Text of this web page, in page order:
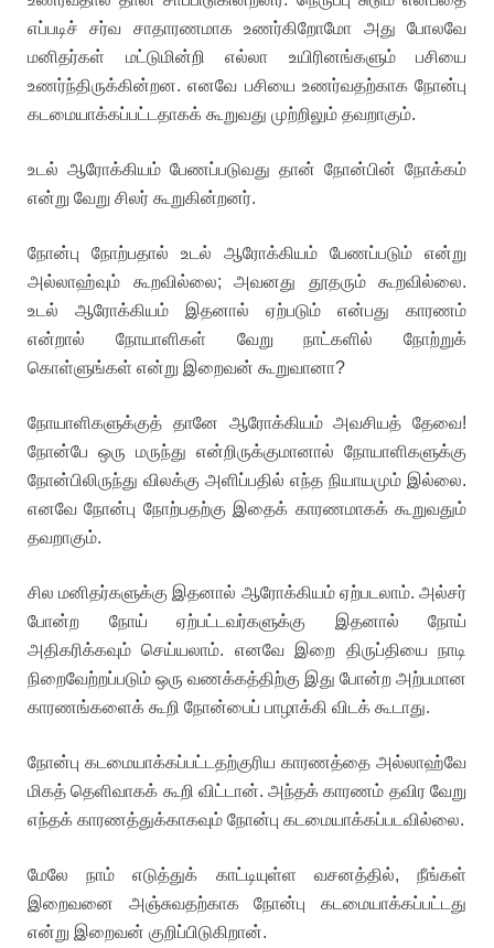
எப்படிச் சர்வ சாதாரணமாக உணர்கிறோமோ அது போலவே
மனிதர்கள் மட்டுமின்றி எல்லா உயிரினங்களும் பசியை
உணர்ந்திருக்கின்றன. எனவே பசியை உணர்வதற்காக நோன்பு
கடமையாக்கப்பட்டதாகக் கூறுவது முற்றிலும் தவறாகும்.
உடல் ஆரோக்கியம் பேணப்படுவது தான் நோன்பின் நோக்கம்
என்று வேறு சிலர் கூறுகின்றனர்.
நோன்பு நோற்பதால் உடல் ஆரோக்கியம் பேணப்படும் என்று
அல்லாஹ்வும் கூறவில்லை; அவனது தூதரும் கூறவில்லை.
உடல் ஆரோக்கியம் இதனால் ஏற்படும் என்பது காரணம்
என்றால் நோயாளிகள் வேறு நாட்களில் நோற்றுக்
கொள்ளுங்கள் என்று இறைவன் கூறுவானா?
நோயாளிகளுக்குத் தானே ஆரோக்கியம் அவசியத் தேவை!
நோன்பே ஒரு மருந்து என்றிருக்குமானால் நோயாளிகளுக்கு
நோன்பிலிருந்து விலக்கு அளிப்பதில் எந்த நியாயமும் இல்லை.
எனவே நோன்பு நோற்பதற்கு இதைக் காரணமாகக் கூறுவதும்
தவறாகும்.
சில மனிதர்களுக்கு இதனால் ஆரோக்கியம் ஏற்படலாம். அல்சர்
போன்ற நோய் ஏற்பட்டவர்களுக்கு இதனால் நோய்
அதிகரிக்கவும் செய்யலாம். எனவே இறை திருப்தியை நாடி
நிறைவேற்றப்படும் ஒரு வணக்கத்திற்கு இது போன்ற அற்பமான
காரணங்களைக் கூறி நோன்பைப் பாழாக்கி விடக் கூடாது.
நோன்பு கடமையாக்கப்பட்டதற்குரிய காரணத்தை அல்லாஹ்வே
மிகத் தெளிவாகக் கூறி விட்டான். அந்தக் காரணம் தவிர வேறு
எந்தக் காரணத்துக்காகவும் நோன்பு கடமையாக்கப்படவில்லை.
மேலே நாம் எடுத்துக் காட்டியுள்ள வசனத்தில், நீங்கள்
இறைவனை அஞ்சுவதற்காக நோன்பு கடமையாக்கப்பட்டது
என்று இறைவன் குறிப்பிடுகிறான்.